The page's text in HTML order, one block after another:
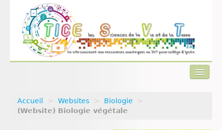
Actualités
Accueil > Websites > Biologie
>
(Website) Biologie végétale